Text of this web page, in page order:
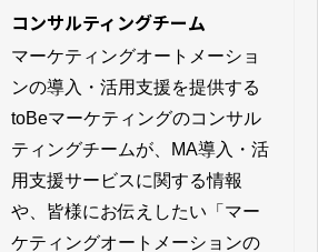
コンサルティングチーム
マーケティングオートメーショ
ンの導入・活用支援を提供する
toBeマーケティングのコンサル
ティングチームが、MA導入・活
用支援サービスに関する情報
や、皆様にお伝えしたい「マー
ケティングオートメーションの